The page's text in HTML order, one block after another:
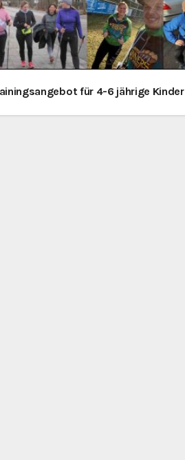
für 4-6 jährige Kinder